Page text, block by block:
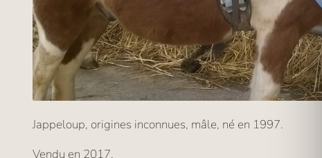
Jappeloup, origines inconnues, mâle, né en 1997.
Vendu en 2017.